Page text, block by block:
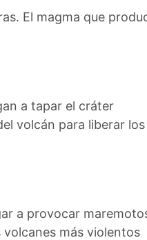
El magma que
a tapar el cráter
volcán para liberar los
a provocar
más violentos